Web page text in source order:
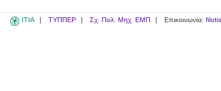
ITIA ΤΥΠΠΕΡ Σχ. Πολ. Μηχ. ΕΜΠ Επικοινωνία: